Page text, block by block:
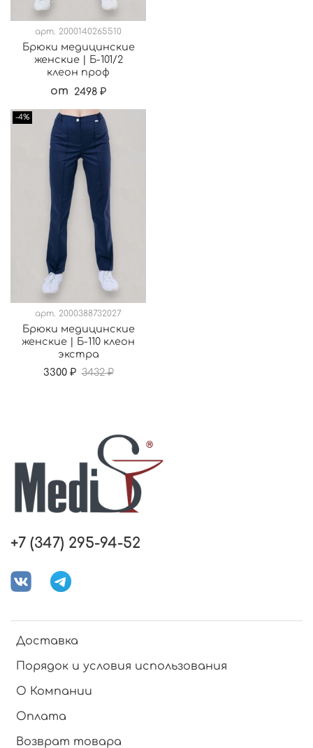
арт. 2000140265510
Брюки медицинские
женские | Б-101/2
клеон проф
от 2498 ₽
-4%
арт. 2000388732027
Брюки медицинские
женские | Б-110 клеон
экстра
3300 ₽ 3432 ₽
Доставка
Порядок и условия использования
О Компании
Оплата
Возврат товара
+7 (347) 295-94-52